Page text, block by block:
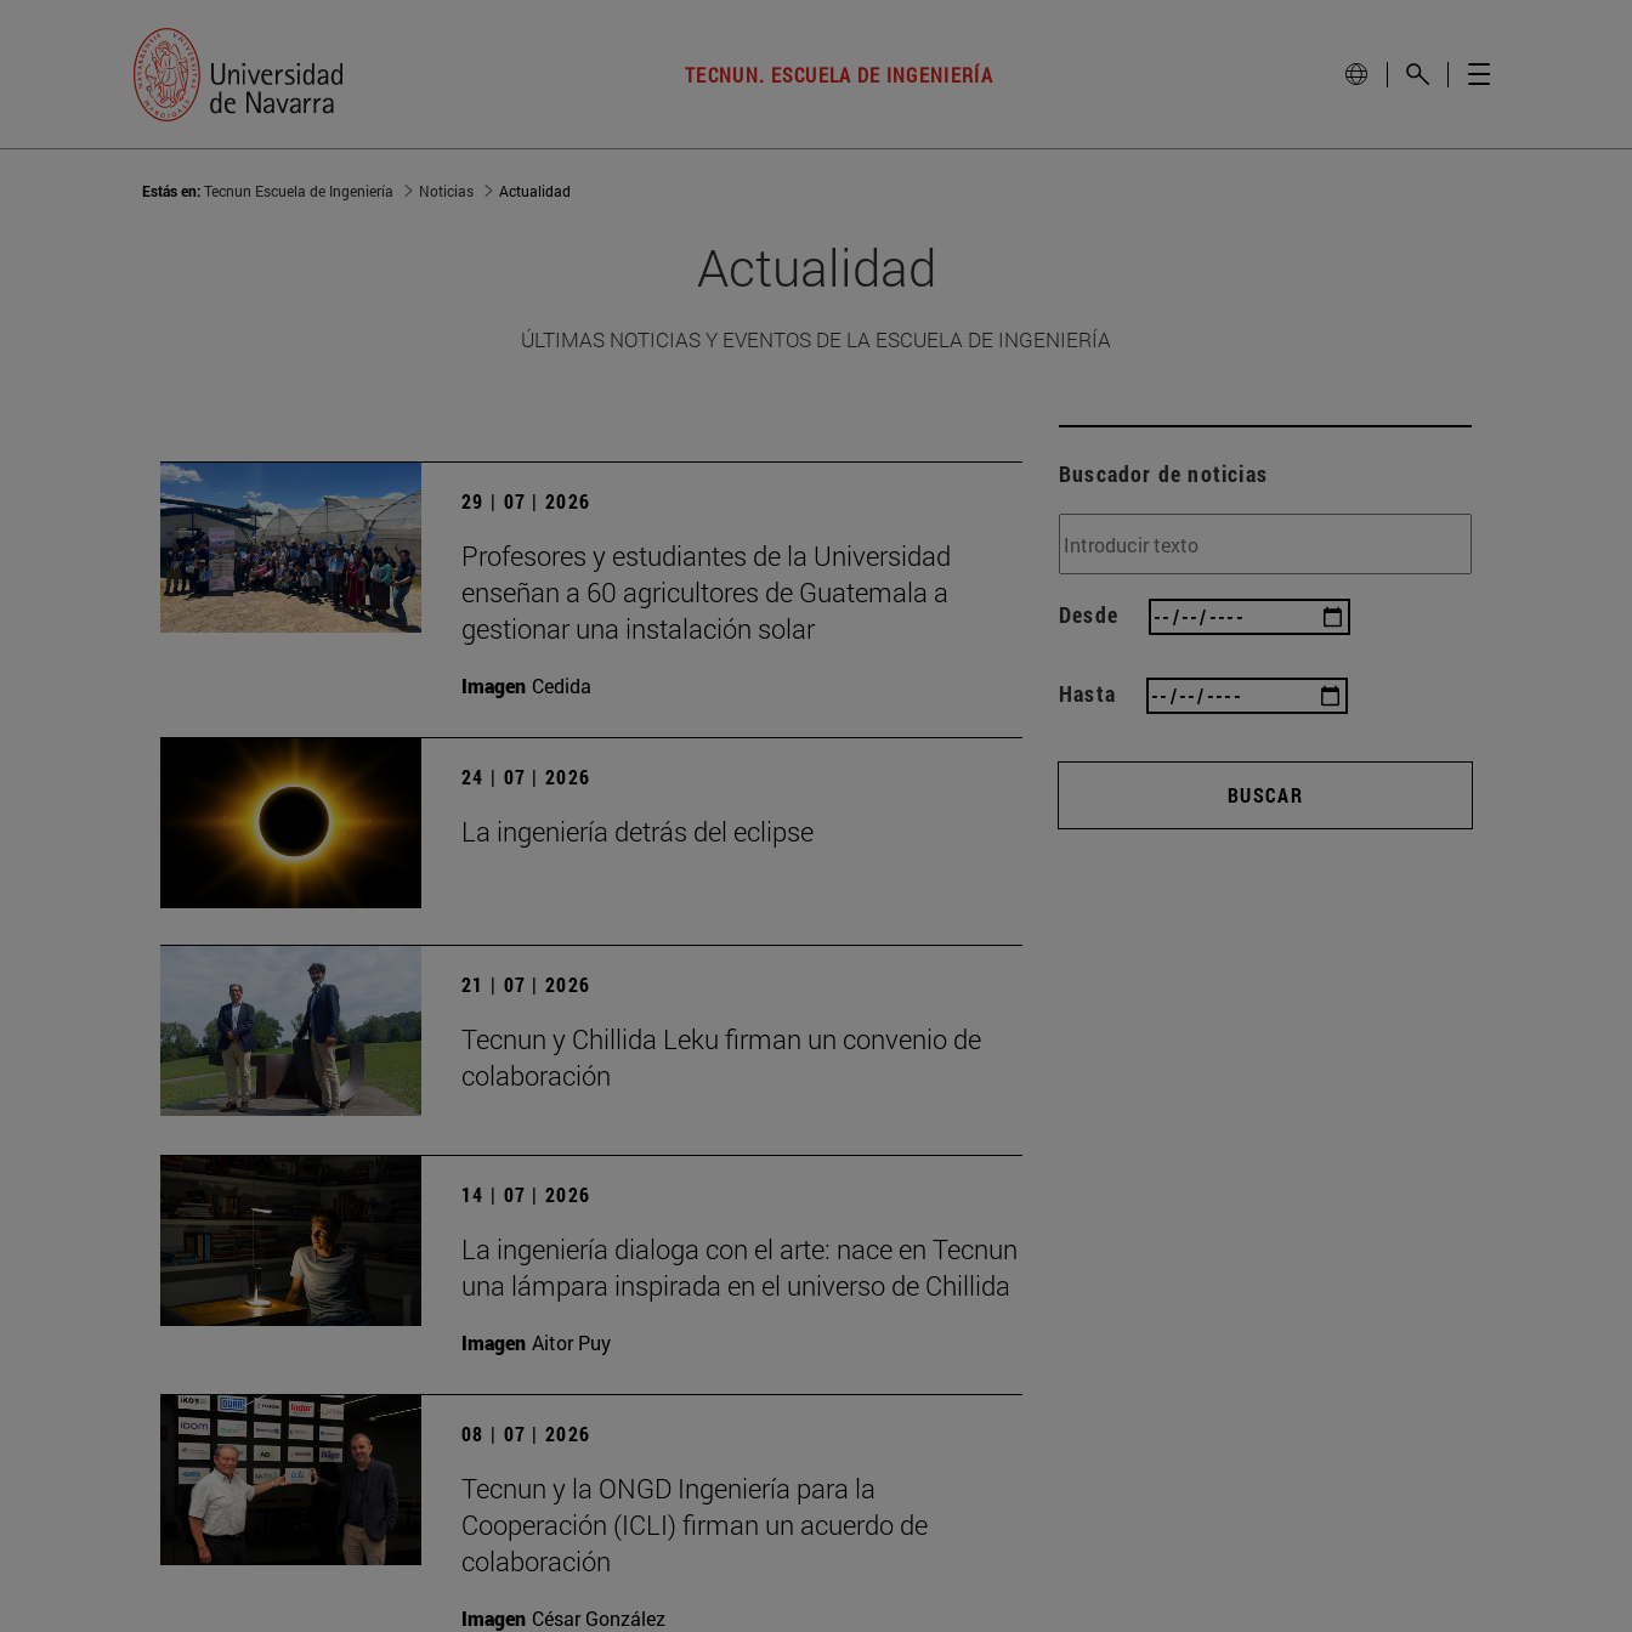
TECNUN. ESCUELA DE INGENIERÍA
Estás en:Tecnun Escuela de Ingeniería Noticias Actualidad
Actualidad
ÚLTIMAS NOTICIAS Y EVENTOS DE LA ESCUELA DE INGENIERÍA
29 | 07 | 2026
Profesores y estudiantes de la Universidad
enseñan a 60 agricultores de Guatemala a
gestionar una instalación solar
Imagen Cedida
24 | 07 | 2026
La ingeniería detrás del eclipse
21 | 07 | 2026
Tecnun y Chillida Leku firman un convenio de
colaboración
14 | 07 | 2026
La ingeniería dialoga con el arte: nace en Tecnun
una lámpara inspirada en el universo de Chillida
Imagen Aitor Puy
08 | 07 | 2026
Tecnun y la ONGD Ingeniería para la
Cooperación (ICLI) firman un acuerdo de
colaboración
Imagen César González
Buscador de noticias
Desde
Hasta
BUSCAR